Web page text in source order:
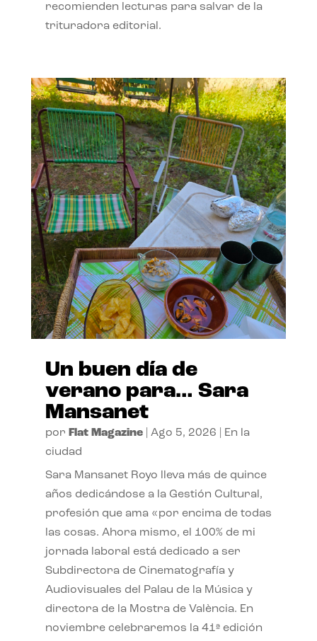
recomienden lecturas para salvar de la
trituradora editorial.
Un buen día de
verano para… Sara
Mansanet
por Flat Magazine| Ago 5, 2026
En la
ciudad
Sara Mansanet Royo lleva más de quince
años dedicándose a la Gestión Cultural,
profesión que ama «por encima de todas
las cosas. Ahora mismo, el 100% de mi
jornada laboral está dedicado a ser
Subdirectora de Cinematografía y
Audiovisuales del Palau de la Música y
directora de la Mostra de València. En
noviembre celebraremos la 41ª edición